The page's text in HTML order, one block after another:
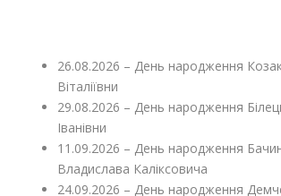
26.08.2026 – День народження
Віталіївни
29.08.2026 – День народження
Іванівни
11.09.2026 – День народження
Владислава Каліксовича
24.09.2026 – День народження